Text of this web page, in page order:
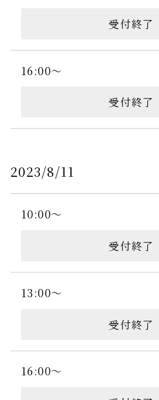
受付終了
16:00～
受付終了
2023/8/11
10:00～
受付終了
13:00～
受付終了
16:00～